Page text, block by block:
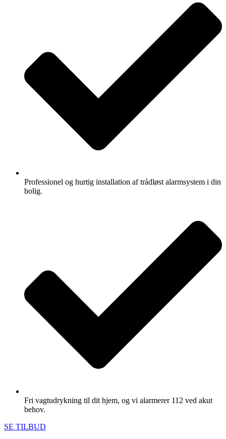
Professionel og hurtig installation af trådløst alarmsystem i din
bolig.
Fri vagtudrykning til dit hjem, og vi alarmerer 112 ved akut
behov.
SE TILBUD